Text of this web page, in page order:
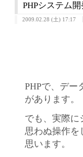
PHPシステム
2009.02.28 (土) 17:17
PHPで、デー
があります。
でも、実際に
思わぬ操作を
思います。